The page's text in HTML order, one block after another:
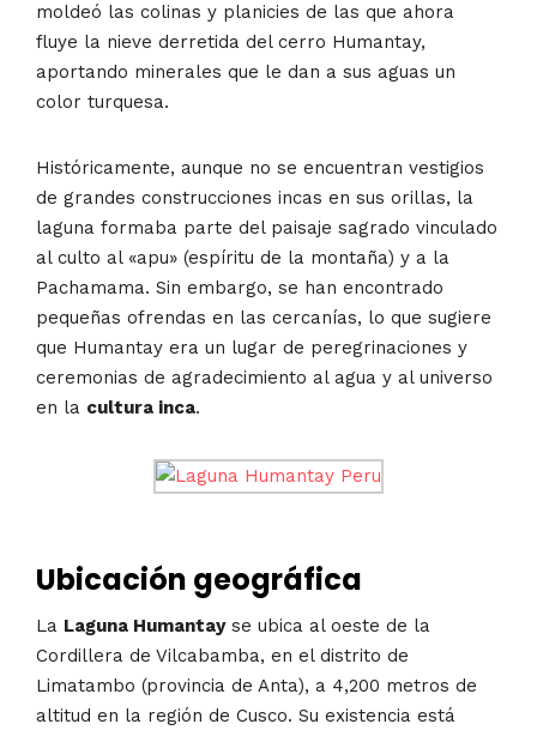
moldeó las colinas y planicies de las que ahora
fluye la nieve derretida del cerro Humantay,
aportando minerales que le dan a sus aguas un
color turquesa.
Históricamente, aunque no se encuentran vestigios
de grandes construcciones incas en sus orillas, la
laguna formaba parte del paisaje sagrado vinculado
al culto al «apu» (espíritu de la montaña) y a la
Pachamama. Sin embargo, se han encontrado
pequeñas ofrendas en las cercanías, lo que sugiere
que Humantay era un lugar de peregrinaciones y
ceremonias de agradecimiento al agua y al universo
en la cultura inca.
Ubicación geográfica
La Laguna Humantayse ubica al oeste de la
Cordillera de Vilcabamba, en el distrito de
Limatambo (provincia de Anta), a 4,200 metros de
altitud en la región de Cusco. Su existencia está